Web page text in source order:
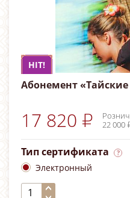
HIT!
Абонемент
17 820 ₽
22 000
Тип сертификата
Электронный